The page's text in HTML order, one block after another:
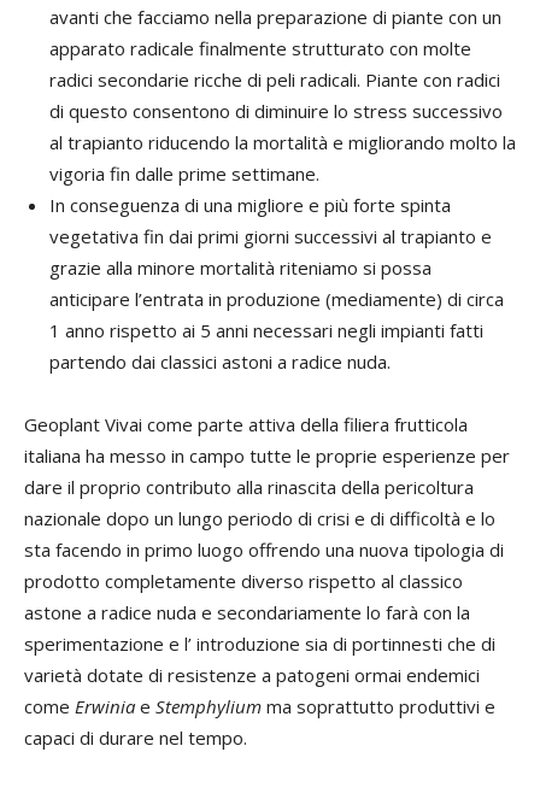
avanti che facciamo nella preparazione di piante con un
apparato radicale finalmente strutturato con molte
radici secondarie ricche di peli radicali. Piante con radici
di questo consentono di diminuire lo stress successivo
al trapianto riducendo la mortalità e migliorando molto la
vigoria fin dalle prime settimane.
In conseguenza di una migliore e più forte spinta
vegetativa fin dai primi giorni successivi al trapianto e
grazie alla minore mortalità riteniamo si possa
anticipare l’entrata in produzione (mediamente) di circa
1 anno rispetto ai 5 anni necessari negli impianti fatti
partendo dai classici astoni a radice nuda.
Geoplant Vivai come parte attiva della filiera frutticola
italiana ha messo in campo tutte le proprie esperienze per
dare il proprio contributo alla rinascita della pericoltura
nazionale dopo un lungo periodo di crisi e di difficoltà e lo
sta facendo in primo luogo offrendo una nuova tipologia di
prodotto completamente diverso rispetto al classico
astone a radice nuda e secondariamente lo farà con la
sperimentazione e l’ introduzione sia di portinnesti che di
varietà dotate di resistenze a patogeni ormai endemici
come Erwinia e Stemphylium ma soprattutto produttivi e
capaci di durare nel tempo.